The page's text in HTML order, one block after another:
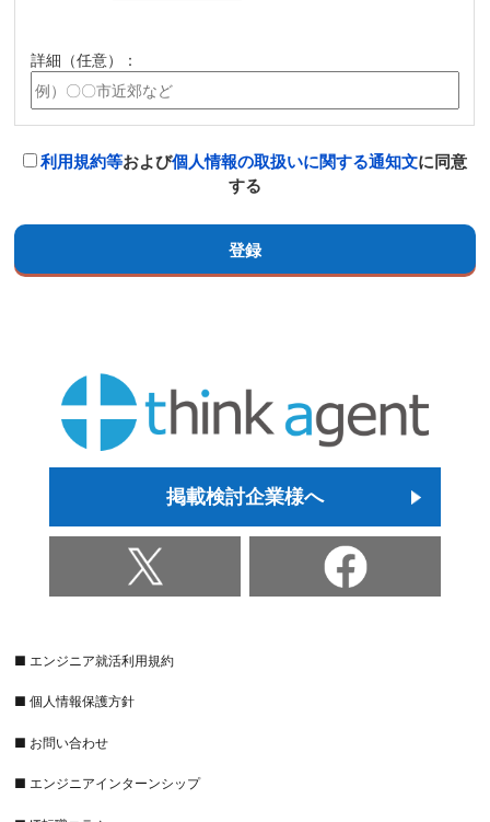
詳細（任意）：
利用規約等および個人情報の取扱いに関する通知文に同意
する
掲載検討企業様へ
■ エンジニア就活利用規約
■ 個人情報保護方針
■ お問い合わせ
■ エンジニアインターンシップ